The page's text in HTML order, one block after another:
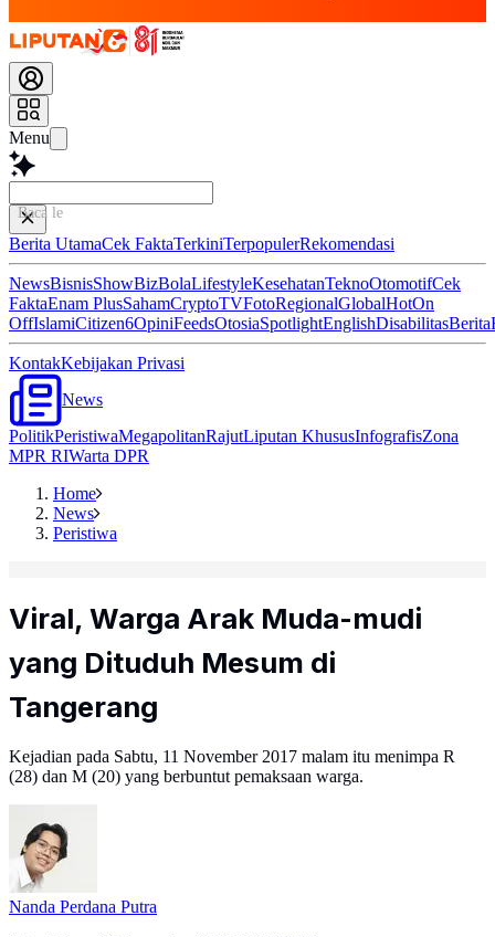
Menu
Baca lebih cepa
Berita UtamaCek FaktaTerkiniTerpopulerRekomendasi
NewsBisnisShowBizBolaLifestyleKesehatanTeknoOtomotifCek
FaktaEnam PlusSahamCryptoTVFotoRegionalGlobalHotOn
OffIslamiCitizen6OpiniFeedsOtosiaSpotlightEnglishDisabilitasBerita
KontakKebijakan Privasi
News
PolitikPeristiwaMegapolitanRajutLiputan KhususInfografisZona
MPR RIWarta DPR
Home
News
Peristiwa
Viral, Warga Arak Muda-mudi
yang Dituduh Mesum di
Tangerang
Kejadian pada Sabtu, 11 November 2017 malam itu menimpa R
(28) dan M (20) yang berbuntut pemaksaan warga.
Nanda Perdana Putra